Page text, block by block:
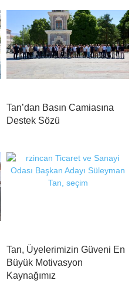
Tan’dan Basın Camiasına
Destek Sözü
Tan, Üyelerimizin Güveni En
Büyük Motivasyon
Kaynağımız